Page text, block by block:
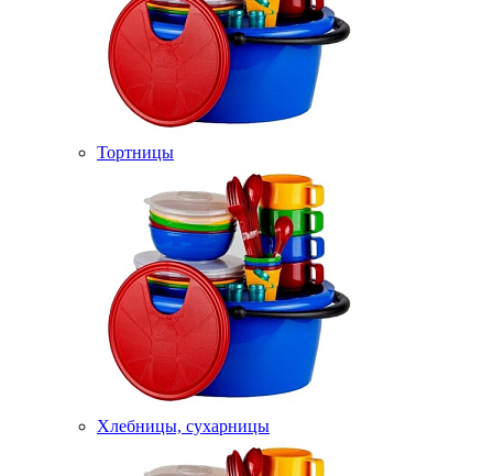
Тортницы
Хлебницы, сухарницы